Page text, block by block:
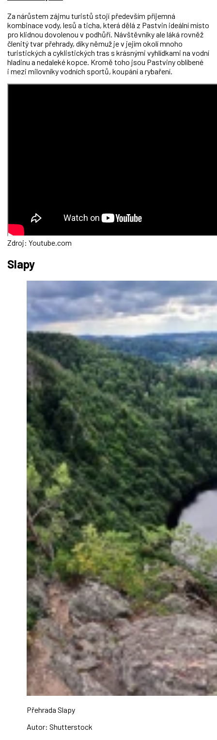
Za nárůstem zájmu turistů stojí především příjemná
kombinace vody, lesů a ticha, která dělá z Pastvin ideální místo
pro klidnou dovolenou v podhůří. Návštěvníky ale láká rovněž
členitý tvar přehrady, díky němuž je v jejím okolí mnoho
turistických a cyklistických tras s krásnými vyhlídkami na vodní
hladinu a nedaleké kopce. Kromě toho jsou Pastviny oblíbené
i mezi milovníky vodních sportů, koupání a rybaření.
Zdroj: Youtube.com
Slapy
Přehrada Slapy
Autor: Shutterstock